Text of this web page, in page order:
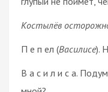
Костылёв
П е п ел (Василисе).
В а с и л и с а.